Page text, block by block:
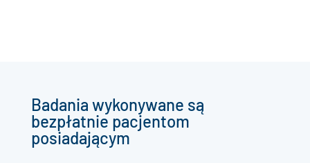
Badania wykonywane są
bezpłatnie pacjentom
posiadającym